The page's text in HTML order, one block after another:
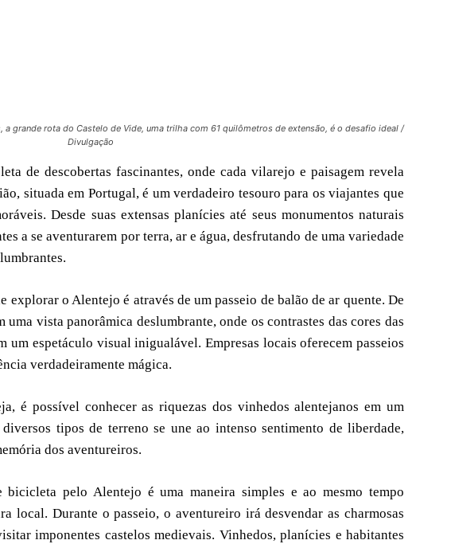
grande rota do Castelo de Vide, uma trilha com 61 quilômetros de extensão, é o desafio ideal /
Divulgação
de descobertas fascinantes, onde cada vilarejo e paisagem revela
situada em Portugal, é um verdadeiro tesouro para os viajantes que
Desde suas extensas planícies até seus monumentos naturais
a se aventurarem por terra, ar e água, desfrutando de uma variedade
explorar o Alentejo é através de um passeio de balão de ar quente. De
uma vista panorâmica deslumbrante, onde os contrastes das cores das
um espetáculo visual inigualável. Empresas locais oferecem passeios
verdadeiramente mágica.
é possível conhecer as riquezas dos vinhedos alentejanos em um
tipos de terreno se une ao intenso sentimento de liberdade,
dos aventureiros.
pelo Alentejo é uma maneira simples e ao mesmo tempo
local. Durante o passeio, o aventureiro irá desvendar as charmosas
imponentes castelos medievais. Vinhedos, planícies e habitantes